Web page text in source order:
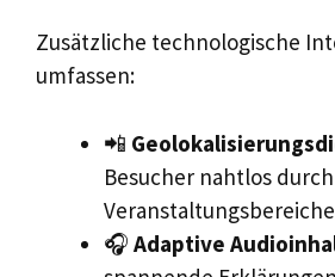
Zusätzliche technologische
umfassen:
📲
Besucher nahtlos
🎧 Adaptive